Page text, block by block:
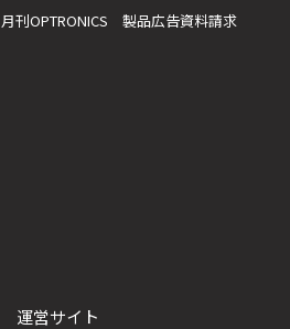
月刊OPTRONICS 製品広告資料請求
運営サイト